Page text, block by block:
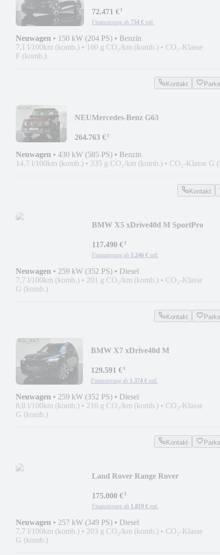
72.471 €¹
Finanzierung ab 754 € mtl.
Neuwagen • 150 kW (204 PS) • Benzin
7,1 l/100km (komb.) • 160 g CO₂/km (komb.) • CO₂-Klasse
F (komb.)
Kontakt
NEUMercedes-Benz G63
264.763 €¹
Neuwagen • 430 kW (585 PS) • Benzin
14,7 l/100km (komb.) • 335 g CO₂/km (komb.) • CO₂-Klasse G
Kontakt
BMW X5 xDrive40d M SportPro
117.490 €¹
Finanzierung ab 1.246 € mtl.
Neuwagen • 259 kW (352 PS) • Diesel
7,7 l/100km (komb.) • 201 g CO₂/km (komb.) • CO₂-Klasse
G (komb.)
Kontakt
BMW X7 xDrive40d M
129.591 €¹
Finanzierung ab 1.374 € mtl.
Neuwagen • 259 kW (352 PS) • Diesel
8,0 l/100km (komb.) • 210 g CO₂/km (komb.) • CO₂-Klasse
G (komb.)
Kontakt
Land Rover Range Rover
175.000 €¹
Finanzierung ab 1.819 € mtl.
Neuwagen • 257 kW (349 PS) • Diesel
7,7 l/100km (komb.) • 203 g CO₂/km (komb.) • CO₂-Klasse
G (komb.)